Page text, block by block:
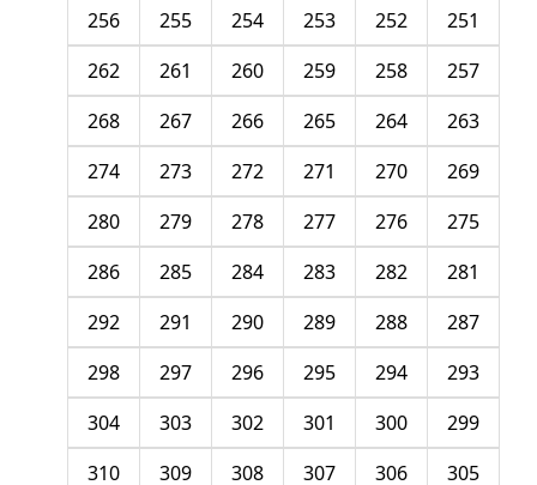
251
252
253
254
255
256
257
258
259
260
261
262
263
264
265
266
267
268
269
270
271
272
273
274
275
276
277
278
279
280
281
282
283
284
285
286
287
288
289
290
291
292
293
294
295
296
297
298
299
300
301
302
303
304
305
306
307
308
309
310